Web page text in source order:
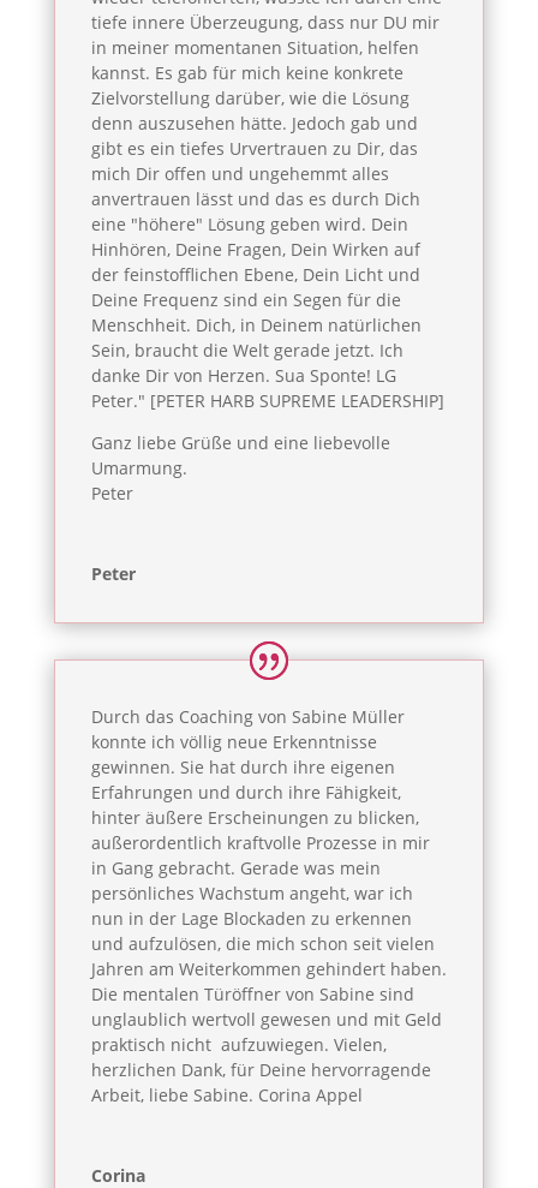
tiefe innere Überzeugung, dass nur DU mir
in meiner momentanen Situation, helfen
kannst. Es gab für mich keine konkrete
Zielvorstellung darüber, wie die Lösung
denn auszusehen hätte. Jedoch gab und
gibt es ein tiefes Urvertrauen zu Dir, das
mich Dir offen und ungehemmt alles
anvertrauen lässt und das es durch Dich
eine "höhere" Lösung geben wird. Dein
Hinhören, Deine Fragen, Dein Wirken auf
der feinstofflichen Ebene, Dein Licht und
Deine Frequenz sind ein Segen für die
Menschheit. Dich, in Deinem natürlichen
Sein, braucht die Welt gerade jetzt. Ich
danke Dir von Herzen. Sua Sponte! LG
Peter." [PETER HARB SUPREME LEADERSHIP]
Ganz liebe Grüße und eine liebevolle
Umarmung.
Peter
Peter
Durch das Coaching von Sabine Müller
konnte ich völlig neue Erkenntnisse
gewinnen. Sie hat durch ihre eigenen
Erfahrungen und durch ihre Fähigkeit,
hinter äußere Erscheinungen zu blicken,
außerordentlich kraftvolle Prozesse in mir
in Gang gebracht. Gerade was mein
persönliches Wachstum angeht, war ich
nun in der Lage Blockaden zu erkennen
und aufzulösen, die mich schon seit vielen
Jahren am Weiterkommen gehindert haben.
Die mentalen Türöffner von Sabine sind
unglaublich wertvoll gewesen und mit Geld
praktisch nicht aufzuwiegen. Vielen,
herzlichen Dank, für Deine hervorragende
Arbeit, liebe Sabine. Corina Appel
Corina